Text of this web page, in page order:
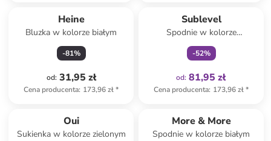
Heine
Bluzka w kolorze białym
-81%
od: 31,95 zł
Cena producenta: 173,96 zł*
Sublevel
Spodnie w kolorze
szarobrązowym
-52%
od: 81,95 zł
Cena producenta: 173,96 zł*
Oui
Sukienka w kolorze zielonym
More & More
Spodnie w kolorze białym